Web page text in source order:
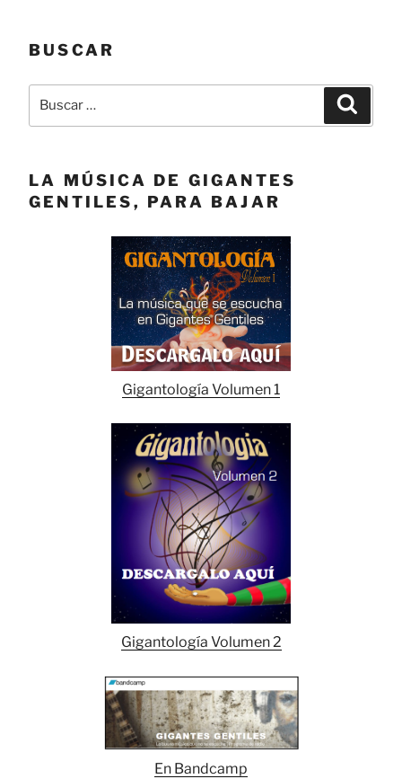
BUSCAR
Buscar
LA MÚSICA DE GIGANTES
GENTILES, PARA BAJAR
Gigantología Volumen 1
Gigantología Volumen 2
En Bandcamp